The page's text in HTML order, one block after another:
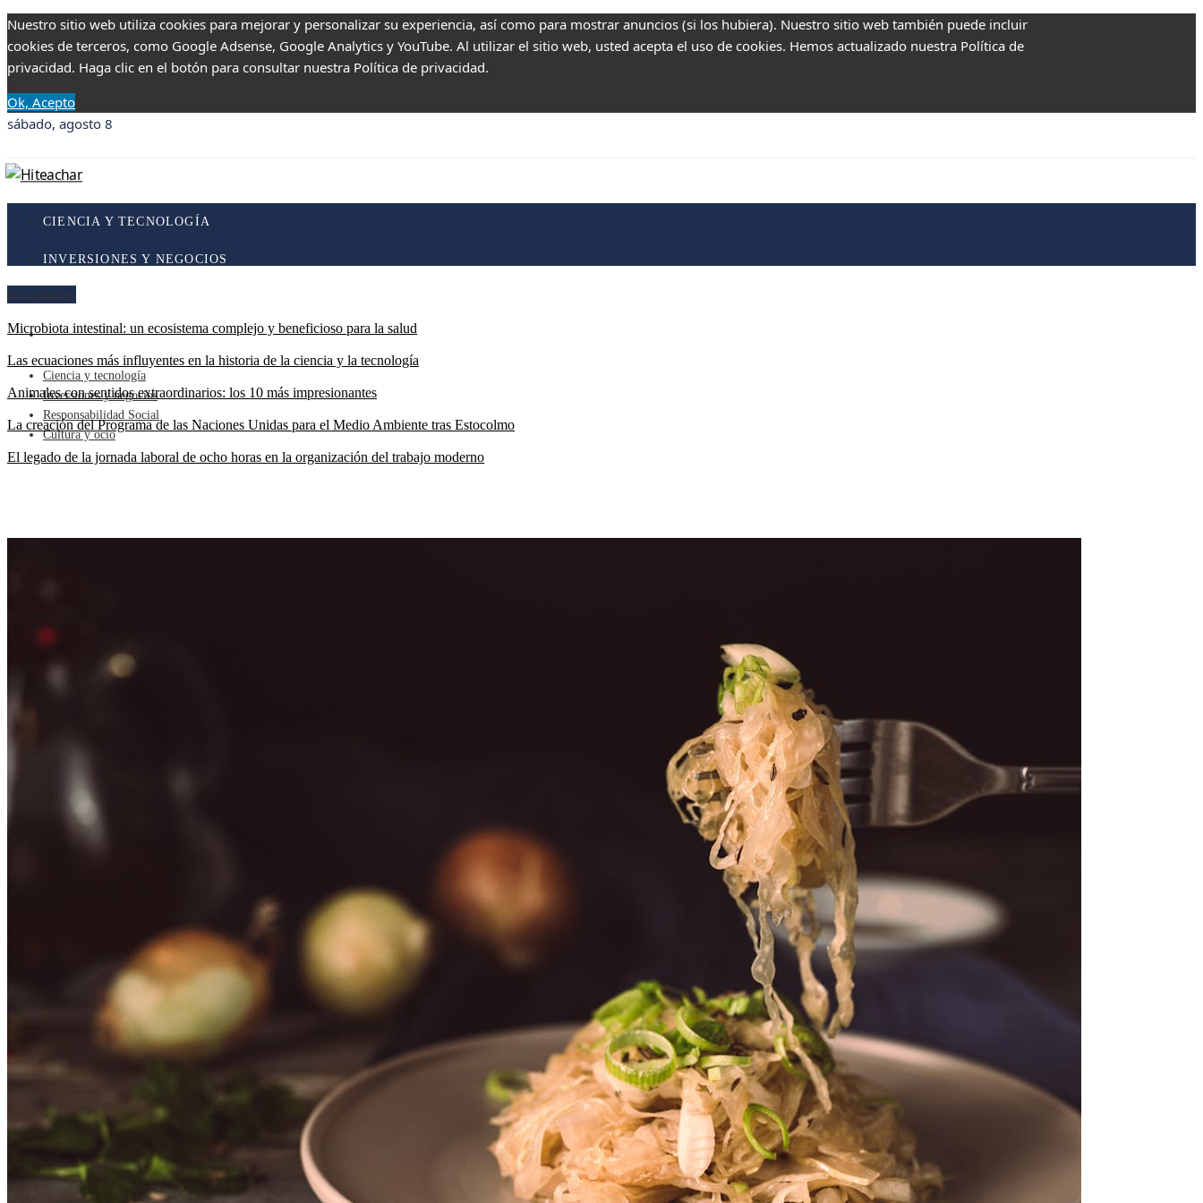
Nuestro sitio web utiliza cookies para mejorar y personalizar su experiencia, así como para mostrar anuncios (si los hubiera). Nuestro sitio web también puede incluir
cookies de terceros, como Google Adsense, Google Analytics y YouTube. Al utilizar el sitio web, usted acepta el uso de cookies. Hemos actualizado nuestra Política de
privacidad. Haga clic en el botón para consultar nuestra Política de privacidad.
Ok, Acepto
sábado, agosto 8
CIENCIA Y TECNOLOGÍA
INVERSIONES Y NEGOCIOS
RESPONSABILIDAD SOCIAL
CULTURA Y OCIO
Ciencia y tecnología
Inversiones y negocios
Responsabilidad Social
Cultura y ocio
Novedades
Microbiota intestinal: un ecosistema complejo y beneficioso para la salud
Las ecuaciones más influyentes en la historia de la ciencia y la tecnología
Animales con sentidos extraordinarios: los 10 más impresionantes
La creación del Programa de las Naciones Unidas para el Medio Ambiente tras Estocolmo
El legado de la jornada laboral de ocho horas en la organización del trabajo moderno